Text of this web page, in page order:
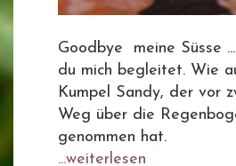
Goodbye meine Süsse
du mich begleitet. Wie
Kumpel Sandy, der vor
Weg über die
genommen hat.
...weiterlesen